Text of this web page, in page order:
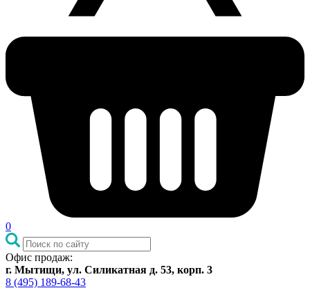
0
Офис продаж:
г. Мытищи, ул. Силикатная д. 53, корп. 3
8 (495) 189-68-43